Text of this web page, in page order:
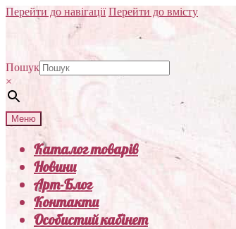
Перейти до навігації Перейти до вмісту
Пошук
×
Меню
Каталог товарів
Новини
Арт-Блог
Контакти
Особистий кабінет